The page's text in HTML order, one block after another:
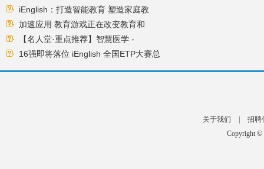
iEnglish：打造智能教育 塑造家庭教
加速应用 教育游戏正在改变教育和
【名人堂·重点推荐】智慧医学 -
16强即将落位 iEnglish 全国ETP大赛总
关于我们
招聘
Copyright ©